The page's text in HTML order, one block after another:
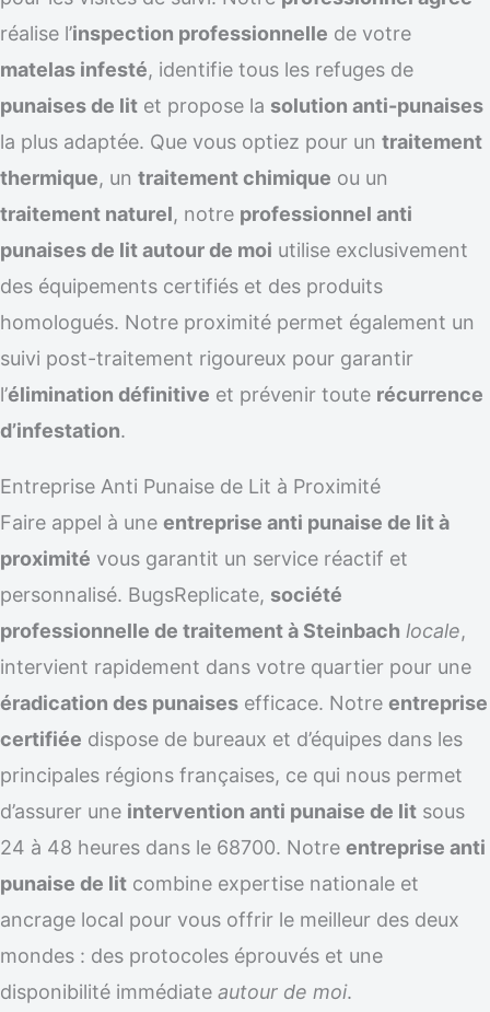
réalise l’inspection professionnelle de votre
matelas infesté, identifie tous les refuges de
punaises de lit et propose la solution anti-punaises
la plus adaptée. Que vous optiez pour un traitement
thermique, un traitement chimique ou un
traitement naturel, notre professionnel anti
punaises de lit autour de moi utilise exclusivement
des équipements certifiés et des produits
homologués. Notre proximité permet également un
suivi post-traitement rigoureux pour garantir
l’élimination définitive et prévenir toute récurrence
d’infestation.
Entreprise Anti Punaise de Lit à Proximité
Faire appel à une entreprise anti punaise de lit à
proximité vous garantit un service réactif et
personnalisé. BugsReplicate, société
professionnelle de traitement à Steinbach locale,
intervient rapidement dans votre quartier pour une
éradication des punaises efficace. Notre entreprise
certifiée dispose de bureaux et d’équipes dans les
principales régions françaises, ce qui nous permet
d’assurer une intervention anti punaise de lit sous
24 à 48 heures dans le 68700. Notre entreprise anti
punaise de lit combine expertise nationale et
ancrage local pour vous offrir le meilleur des deux
mondes : des protocoles éprouvés et une
disponibilité immédiate autour de moi.